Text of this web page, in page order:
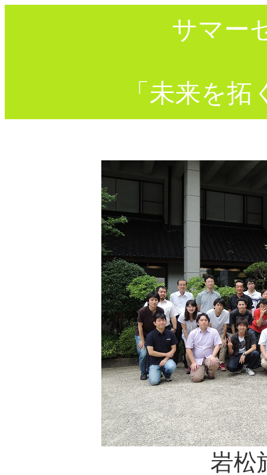
サマー
「未来を
岩松